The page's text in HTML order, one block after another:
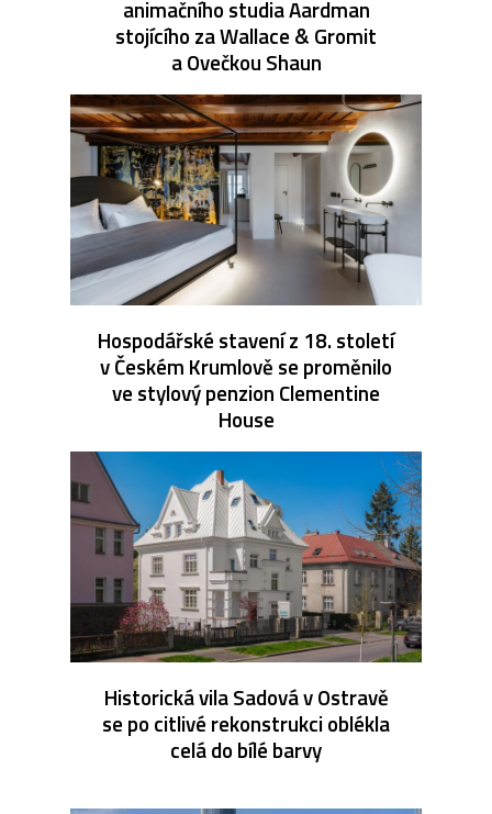
animačního studia Aardman
stojícího za Wallace & Gromit
a Ovečkou Shaun
Hospodářské stavení z 18. století
v Českém Krumlově se proměnilo
ve stylový penzion Clementine
House
Historická vila Sadová v Ostravě
se po citlivé rekonstrukci oblékla
celá do bílé barvy